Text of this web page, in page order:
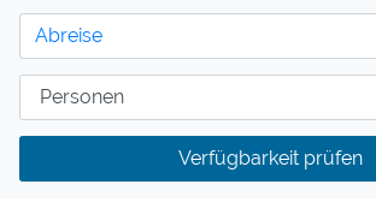
Verfügbarkeit prüfen